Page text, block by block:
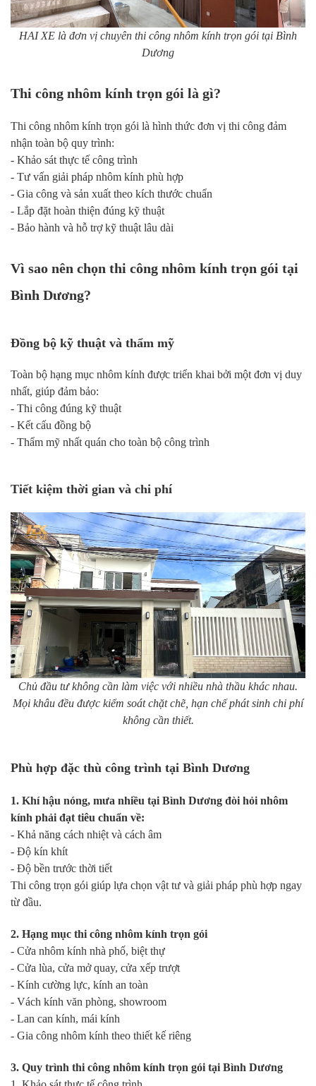
HAI XE là đơn vị chuyên thi công nhôm kính trọn gói tại Bình
Dương
Thi công nhôm kính trọn gói là gì?
Thi công nhôm kính trọn gói là hình thức đơn vị thi công đảm
nhận toàn bộ quy trình:
- Khảo sát thực tế công trình
- Tư vấn giải pháp nhôm kính phù hợp
- Gia công và sản xuất theo kích thước chuẩn
- Lắp đặt hoàn thiện đúng kỹ thuật
- Bảo hành và hỗ trợ kỹ thuật lâu dài
Vì sao nên chọn thi công nhôm kính trọn gói tại
Bình Dương?
Đồng bộ kỹ thuật và thẩm mỹ
Toàn bộ hạng mục nhôm kính được triển khai bởi một đơn vị duy
nhất, giúp đảm bảo:
- Thi công đúng kỹ thuật
- Kết cấu đồng bộ
- Thẩm mỹ nhất quán cho toàn bộ công trình
Tiết kiệm thời gian và chi phí
Chủ đầu tư không cần làm việc với nhiều nhà thầu khác nhau.
Mọi khâu đều được kiểm soát chặt chẽ, hạn chế phát sinh chi phí
không cần thiết.
Phù hợp đặc thù công trình tại Bình Dương
1. Khí hậu nóng, mưa nhiều tại Bình Dương đòi hỏi nhôm
kính phải đạt tiêu chuẩn về:
- Khả năng cách nhiệt và cách âm
- Độ kín khít
- Độ bền trước thời tiết
Thi công trọn gói giúp lựa chọn vật tư và giải pháp phù hợp ngay
từ đầu.
2. Hạng mục thi công nhôm kính trọn gói
- Cửa nhôm kính nhà phố, biệt thự
- Cửa lùa, cửa mở quay, cửa xếp trượt
- Kính cường lực, kính an toàn
- Vách kính văn phòng, showroom
- Lan can kính, mái kính
- Gia công nhôm kính theo thiết kế riêng
3. Quy trình thi công nhôm kính trọn gói tại Bình Dương